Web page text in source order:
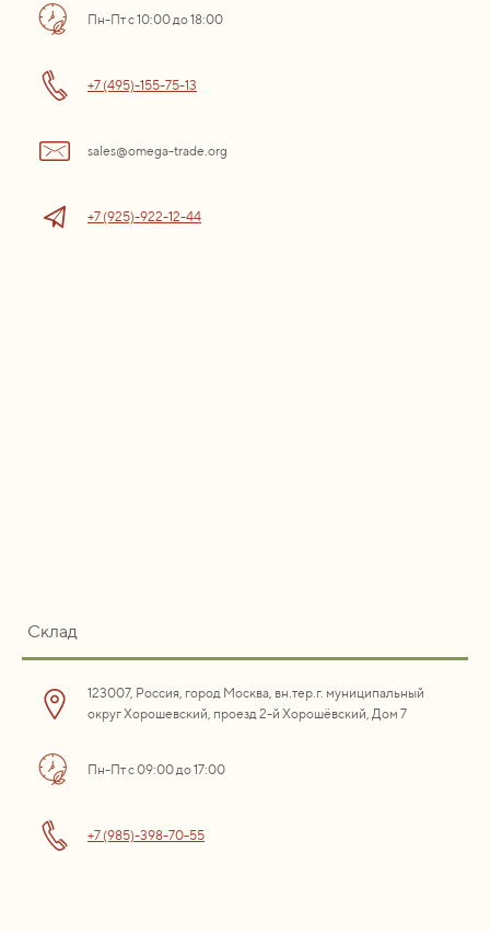
Пн-Пт с 10:00 до 18:00
+7 (495)-155-75-13
sales@omega-trade.org
+7 (925)-922-12-44
Склад
123007, Россия, город Москва, вн.тер.г. муниципальный
округ Хорошевский, проезд 2-й Хорошёвский, Дом 7
Пн-Пт с 09:00 до 17:00
+7 (985)-398-70-55